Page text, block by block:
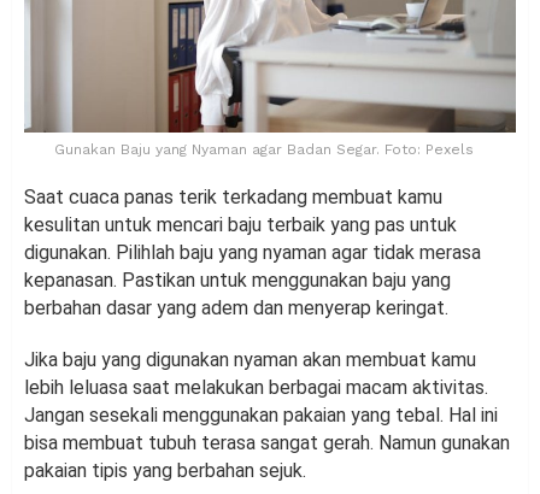
Gunakan Baju yang Nyaman agar Badan Segar. Foto: Pexels
Saat cuaca panas terik terkadang membuat kamu
kesulitan untuk mencari baju terbaik yang pas untuk
digunakan. Pilihlah baju yang nyaman agar tidak merasa
kepanasan. Pastikan untuk menggunakan baju yang
berbahan dasar yang adem dan menyerap keringat.
Jika baju yang digunakan nyaman akan membuat kamu
lebih leluasa saat melakukan berbagai macam aktivitas.
Jangan sesekali menggunakan pakaian yang tebal. Hal ini
bisa membuat tubuh terasa sangat gerah. Namun gunakan
pakaian tipis yang berbahan sejuk.